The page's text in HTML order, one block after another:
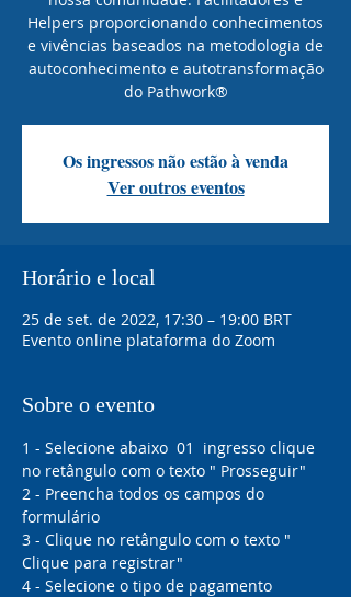
Helpers proporcionando conhecimentos
e vivências baseados na metodologia de
autoconhecimento e autotransformação
do Pathwork®
Os ingressos não estão à venda
Ver outros eventos
Horário e local
25 de set. de 2022, 17:30 – 19:00 BRT
Evento online plataforma do Zoom
Sobre o evento
1 - Selecione abaixo  01  ingresso clique
no retângulo com o texto " Prosseguir"
2 - Preencha todos os campos do
formulário
3 - Clique no retângulo com o texto "
Clique para registrar"
4 - Selecione o tipo de pagamento